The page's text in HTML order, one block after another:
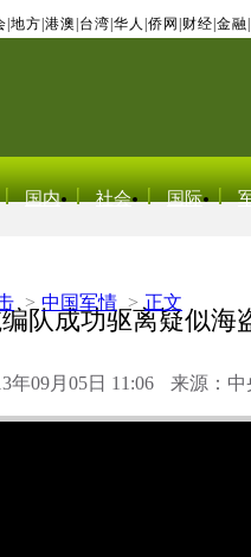
地方 港澳 台湾 华人 侨网 财经 金融
国内 社会 国际
> 中国军情 > 正文
队成功驱离疑似海
年09月05日 11:06 来源：中